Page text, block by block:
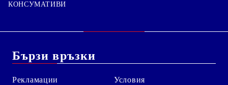
КОНСУМАТИВИ
Бързи връзки
Рекламации
Условия